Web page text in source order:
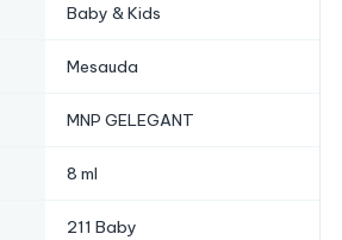
Baby & Kids
Mesauda
MNP GELEGANT
8 ml
211 Baby